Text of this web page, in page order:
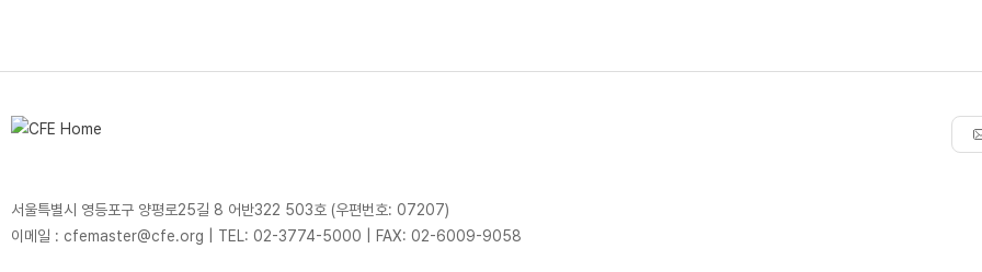
서울특별시 영등포구 양평로25길 8 어반322 503호 (우편번호: 07207)
이메일 : cfemaster@cfe.org
TEL: 02-3774-5000 FAX: 02-6009-9058